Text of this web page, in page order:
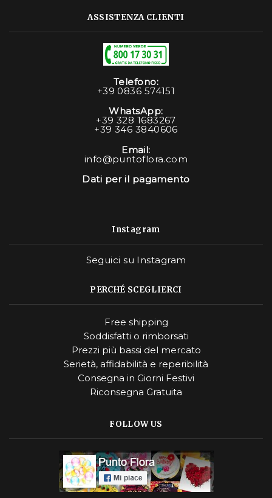
ASSISTENZA CLIENTI
Telefono:
+39 0836 574151
WhatsApp:
+39 328 1683267
+39 346 3840606
Email:
info@puntoflora.com
Dati per il pagamento
Instagram
Seguici su Instagram
PERCHÉ SCEGLIERCI
Free shipping
Soddisfatti o rimborsati
Prezzi più bassi del mercato
Serietà, affidabilità e reperibilità
Consegna in Giorni Festivi
Riconsegna Gratuita
FOLLOW US